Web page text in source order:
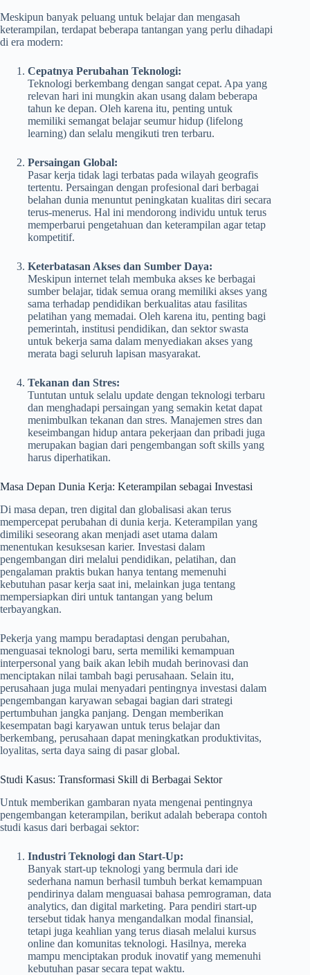
Meskipun banyak peluang untuk belajar dan mengasah
keterampilan, terdapat beberapa tantangan yang perlu dihadapi
di era modern:
Cepatnya Perubahan Teknologi:
Teknologi berkembang dengan sangat cepat. Apa yang
relevan hari ini mungkin akan usang dalam beberapa
tahun ke depan. Oleh karena itu, penting untuk
memiliki semangat belajar seumur hidup (lifelong
learning) dan selalu mengikuti tren terbaru.
Persaingan Global:
Pasar kerja tidak lagi terbatas pada wilayah geografis
tertentu. Persaingan dengan profesional dari berbagai
belahan dunia menuntut peningkatan kualitas diri secara
terus-menerus. Hal ini mendorong individu untuk terus
memperbarui pengetahuan dan keterampilan agar tetap
kompetitif.
Keterbatasan Akses dan Sumber Daya:
Meskipun internet telah membuka akses ke berbagai
sumber belajar, tidak semua orang memiliki akses yang
sama terhadap pendidikan berkualitas atau fasilitas
pelatihan yang memadai. Oleh karena itu, penting bagi
pemerintah, institusi pendidikan, dan sektor swasta
untuk bekerja sama dalam menyediakan akses yang
merata bagi seluruh lapisan masyarakat.
Tekanan dan Stres:
Tuntutan untuk selalu update dengan teknologi terbaru
dan menghadapi persaingan yang semakin ketat dapat
menimbulkan tekanan dan stres. Manajemen stres dan
keseimbangan hidup antara pekerjaan dan pribadi juga
merupakan bagian dari pengembangan soft skills yang
harus diperhatikan.
Masa Depan Dunia Kerja: Keterampilan sebagai Investasi
Di masa depan, tren digital dan globalisasi akan terus
mempercepat perubahan di dunia kerja. Keterampilan yang
dimiliki seseorang akan menjadi aset utama dalam
menentukan kesuksesan karier. Investasi dalam
pengembangan diri melalui pendidikan, pelatihan, dan
pengalaman praktis bukan hanya tentang memenuhi
kebutuhan pasar kerja saat ini, melainkan juga tentang
mempersiapkan diri untuk tantangan yang belum
terbayangkan.
Pekerja yang mampu beradaptasi dengan perubahan,
menguasai teknologi baru, serta memiliki kemampuan
interpersonal yang baik akan lebih mudah berinovasi dan
menciptakan nilai tambah bagi perusahaan. Selain itu,
perusahaan juga mulai menyadari pentingnya investasi dalam
pengembangan karyawan sebagai bagian dari strategi
pertumbuhan jangka panjang. Dengan memberikan
kesempatan bagi karyawan untuk terus belajar dan
berkembang, perusahaan dapat meningkatkan produktivitas,
loyalitas, serta daya saing di pasar global.
Studi Kasus: Transformasi Skill di Berbagai Sektor
Untuk memberikan gambaran nyata mengenai pentingnya
pengembangan keterampilan, berikut adalah beberapa contoh
studi kasus dari berbagai sektor:
Industri Teknologi dan Start-Up:
Banyak start-up teknologi yang bermula dari ide
sederhana namun berhasil tumbuh berkat kemampuan
pendirinya dalam menguasai bahasa pemrograman, data
analytics, dan digital marketing. Para pendiri start-up
tersebut tidak hanya mengandalkan modal finansial,
tetapi juga keahlian yang terus diasah melalui kursus
online dan komunitas teknologi. Hasilnya, mereka
mampu menciptakan produk inovatif yang memenuhi
kebutuhan pasar secara tepat waktu.